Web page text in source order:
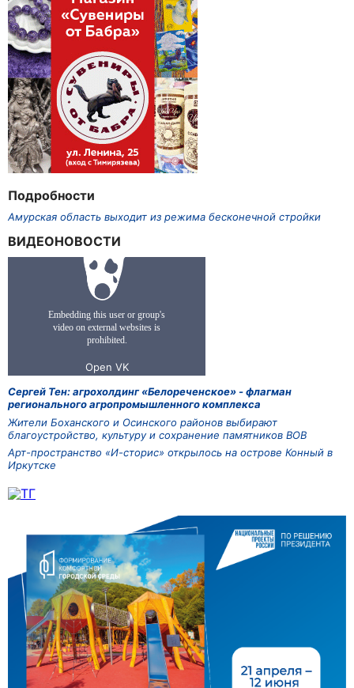
Подробности
Амурская область выходит из режима бесконечной стройки
ВИДЕОНОВОСТИ
Сергей Тен: агрохолдинг «Белореченское» - флагман
регионального агропромышленного комплекса
Жители Боханского и Осинского районов выбирают
благоустройство, культуру и сохранение памятников ВОВ
Арт-пространство «И-сторис» открылось на острове Конный в
Иркутске